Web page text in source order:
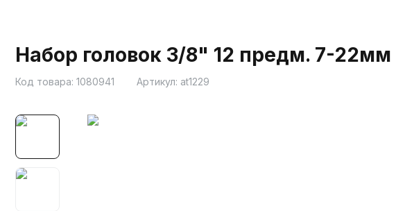
Набор головок 3/8" 12 предм. 7-22мм
Код товара: 1080941 Артикул: at1229